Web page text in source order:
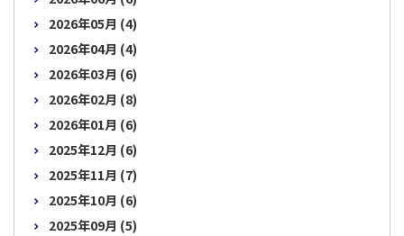
2026年05月 (4)
2026年04月 (4)
2026年03月 (6)
2026年02月 (8)
2026年01月 (6)
2025年12月 (6)
2025年11月 (7)
2025年10月 (6)
2025年09月 (5)